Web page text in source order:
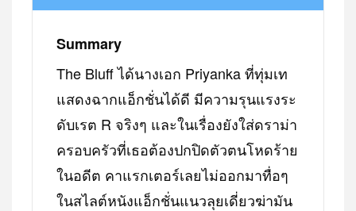
Summary
The Bluff ได้นางเอก Priyanka ที่ทุ่มเท
แสดงฉากแอ็กชั่นได้ดี มีความรุนแรงระ
ดับเรต R จริงๆ และในเรื่องยังใส่ดราม่า
ครอบครัวที่เธอต้องปกปิดตัวตนโหดร้าย
ในอดีต คาแรกเตอร์เลยไม่ออกมาทื่อๆ
ในสไลต์หนังแอ็กชั่นแนวลุยเดี่ยวฆ่ามัน